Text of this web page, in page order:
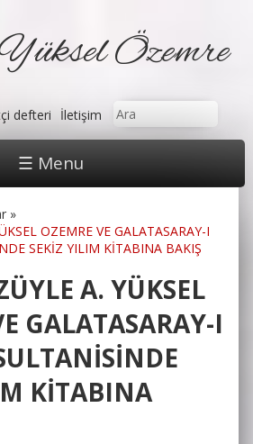
Özemre
defteri İletişim Arama formu
Ara
☰ Menu
»
OZEMRE VE GALATASARAY-I
SEKİZ YILIM KİTABINA BAKIŞ
A. YÜKSEL
GALATASARAY-I
KİTABINA